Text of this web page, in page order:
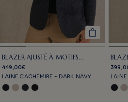
BLAZER AJUSTÉ À MOTIFS
CARREAUX AVEC PARMENTURE
449,00€
LAINE CACHEMIRE - DARK NAVY
CHECKS